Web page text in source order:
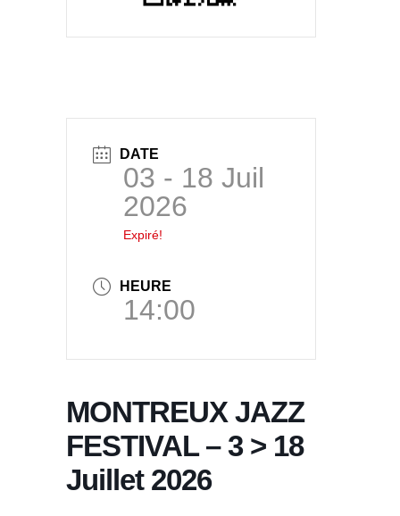
DATE
03 - 18 Juil
2026
Expiré!
HEURE
14:00
MONTREUX JAZZ
FESTIVAL – 3 > 18
Juillet 2026